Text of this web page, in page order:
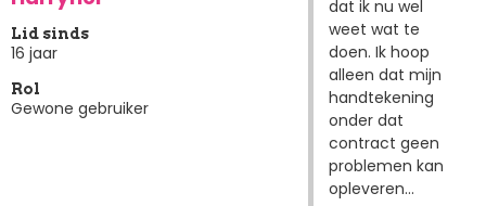
Lid sinds
16 jaar
Rol
Gewone gebruiker
dat ik nu wel
weet wat te
doen. Ik hoop
alleen dat mijn
handtekening
onder dat
contract geen
problemen kan
opleveren...